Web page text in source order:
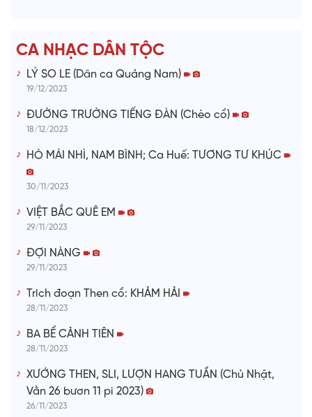
e
o
CA NHẠC DÂN TỘC
LÝ SO LE (Dân ca Quảng Nam)
19/12/2023
ĐƯỜNG TRƯỜNG TIẾNG ĐÀN (Chèo cổ)
18/12/2023
HÒ MÁI NHÌ, NAM BÌNH; Ca Huế: TƯƠNG TƯ KHÚC
30/11/2023
VIỆT BẮC QUÊ EM
29/11/2023
ĐỢI NÀNG
29/11/2023
Trích đoạn Then cổ: KHẢM HẢI
28/11/2023
BA BỂ CẢNH TIÊN
28/11/2023
XƯỚNG THEN, SLI, LƯỢN HANG TUẦN (Chủ Nhật,
Vằn 26 bươn 11 pi 2023)
26/11/2023